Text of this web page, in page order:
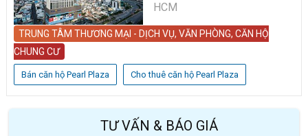
HCM
TRUNG TÂM THƯƠNG MẠI - DỊCH VỤ, VĂN PHÒNG, CĂN HỘ
CHUNG CƯ
Bán căn hộ Pearl Plaza Cho thuê căn hộ Pearl Plaza
TƯ VẤN & BÁO GIÁ